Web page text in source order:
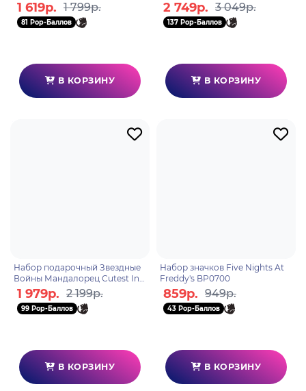
subli box MG2829
1 619р. 1 799р.
81 Pop-Баллов
В КОРЗИНУ
мл ABYMUGA368
2 749р. 3 049р.
137 Pop-Баллов
В КОРЗИНУ
Набор подарочный Звездные
Войны Мандалорец Cutest In
The Galaxy (подстаканник,
банка) GP85477
1 979р. 2 199р.
99 Pop-Баллов
В КОРЗИНУ
Набор значков Five Nights At
Freddy's BP0700
859р. 949р.
43 Pop-Баллов
В КОРЗИНУ